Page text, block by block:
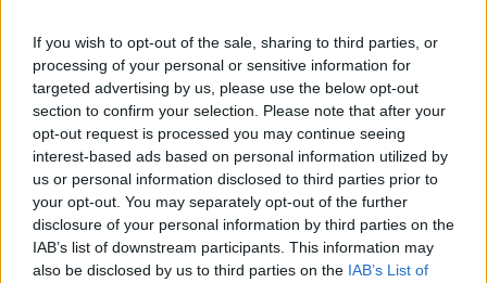
If you wish to opt-out of the sale, sharing to third parties, or
processing of your personal or sensitive information for
targeted advertising by us, please use the below opt-out
section to confirm your selection. Please note that after your
opt-out request is processed you may continue seeing
interest-based ads based on personal information utilized by
us or personal information disclosed to third parties prior to
your opt-out. You may separately opt-out of the further
disclosure of your personal information by third parties on the
IAB’s list of downstream participants. This information may
also be disclosed by us to third parties on the IAB’s List of
Φρούτα, σακχαρώδης διαβήτης και καλοκαίρι
Ακολουθήστε το iatronet.gr